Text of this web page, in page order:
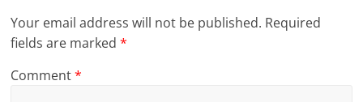
Your email address will not be published. Required
fields are marked*
Comment*